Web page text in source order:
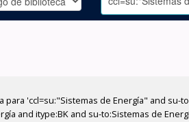
'ccl=su:"Sistemas de Energía" and su-
and itype:BK and su-to:Sistemas de